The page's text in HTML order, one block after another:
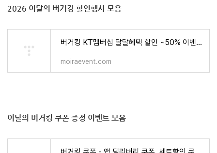
2026 이달의 버거킹 할인행사 모음
버거킹 KT멤버십 달달혜택 할인 ~50% 이벤트 (버거킹 앱 쿠폰 등록 방법) - 식품,건강 > 모이라이벤
moiraevent.com
이달의 버거킹 쿠폰 증정 이벤트 모음